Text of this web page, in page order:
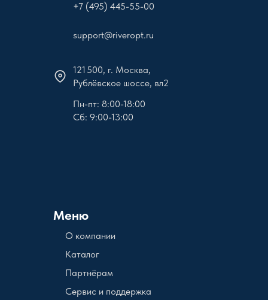
+7 (495) 445-55-00
support@riveropt.ru
Меню
121 500, г. Москва,
Рублёвское шоссе, вл2
О компании
Пн-пт: 8:00-18:00
Сб: 9:00-13:00
Каталог
Партнёрам
Сервис и поддержка